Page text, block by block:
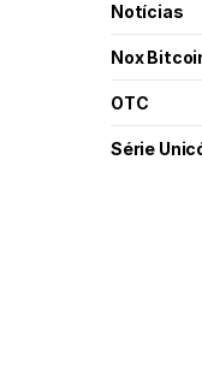
Notícias
Nox
OTC
Série